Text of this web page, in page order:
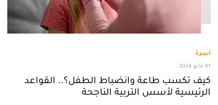
أسرة
01 مايو 2024
كيف تكسب طاعة وانضباط الطفل؟.. القواعد
الرئيسية لأسس التربية الناجحة